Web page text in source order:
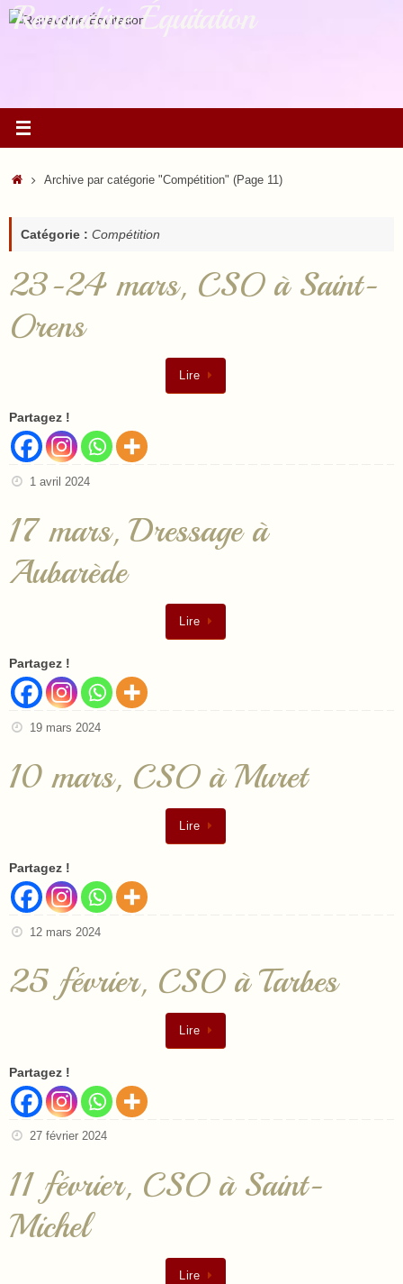
Passer
Renaudine Équitation
Accueil
Archive par catégorie "Compétition" (Page 11)
Catégorie : Compétition
23-24 mars, CSO à Saint-
Orens
Lire
Partagez !
1 avril 2024
17 mars, Dressage à
Aubarède
Lire
Partagez !
19 mars 2024
10 mars, CSO à Muret
Lire
Partagez !
12 mars 2024
25 février, CSO à Tarbes
Lire
Partagez !
27 février 2024
11 février, CSO à Saint-
Michel
Lire